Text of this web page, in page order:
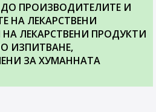
ПРОИЗВОДИТЕЛИТЕ И
НА ЛЕКАРСТВЕНИ
ЛЕКАРСТВЕНИ ПРОДУКТИ
ИЗПИТВАНЕ,
ЗА ХУМАННАТА